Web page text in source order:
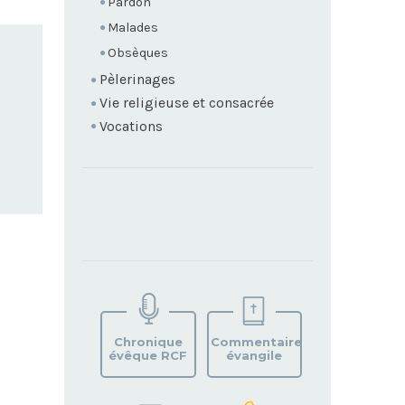
Malades
Obsèques
Pèlerinages
Vie religieuse et consacrée
Vocations
VOTRE
PAROISSE
Chronique
évêque RCF
Commentaire
évangile